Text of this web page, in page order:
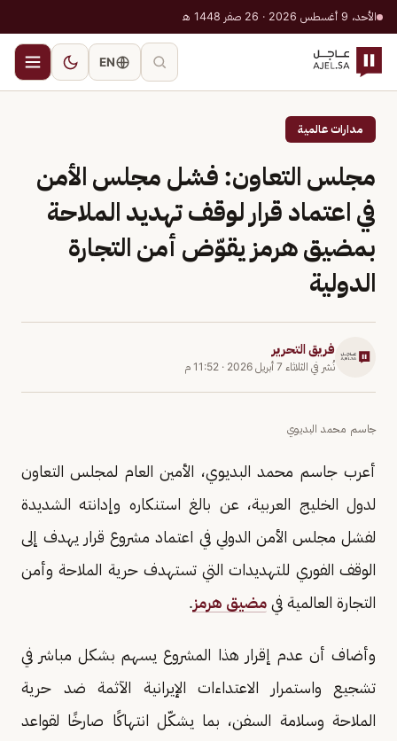
الأحد، 9 أغسطس 2026 · 26 صفر 1448 هـ
EN
مدارات عالمية
مجلس التعاون: فشل مجلس الأمن
في اعتماد قرار لوقف تهديد الملاحة
بمضيق هرمز يقوّض أمن التجارة
الدولية
فريق التحرير
نُشر في الثلاثاء 7 أبريل 2026 · 11:52 م
جاسم محمد البديوي
​أعرب جاسم محمد البديوي، الأمين العام لمجلس التعاون
لدول الخليج العربية، عن بالغ استنكاره وإدانته الشديدة
لفشل مجلس الأمن الدولي في اعتماد مشروع قرار يهدف إلى
الوقف الفوري للتهديدات التي تستهدف حرية الملاحة وأمن
التجارة العالمية في مضيق هرمز.
وأضاف أن عدم إقرار هذا المشروع يسهم بشكل مباشر في
تشجيع واستمرار الاعتداءات الإيرانية الآثمة ضد حرية
الملاحة وسلامة السفن، بما يشكّل انتهاكًا صارخًا لقواعد